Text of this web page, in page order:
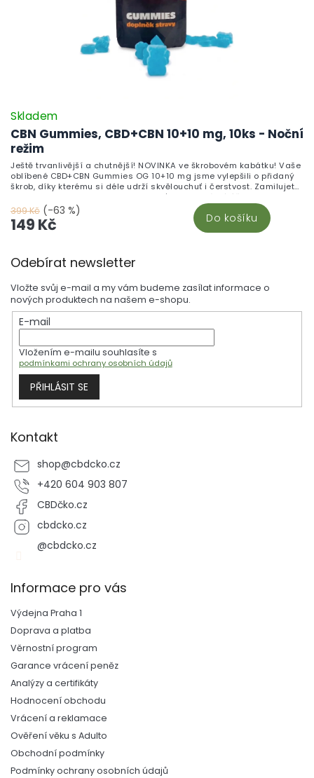
CBN Gummies, CBD+CBN 10+10 mg, 10ks - Noční
režim
Skladem
399 Kč (-63 %)
149 Kč Do košíku
Ještě trvanlivější a chutnější! NOVINKA ve škrobovém kabátku! Vaše
oblíbené CBD+CBN Gummies OG 10+10 mg jsme vylepšili o přidaný
škrob, díky kterému si déle udrží skvělouchuť i čerstvost. Zamilujete
si jejich neodolatelnou sladkou chuť a blahodárné účinky
kanabinoidů, které pomáhají zklidnit tělo i mysl. Vyrobeno v České
republice z vysoce kvalitního CBD izolátu a testováno v nezávislých
laboratořích pro maximální kvalitu a bezpečnost.Chuť, která vydrží.
Odebírat newsletter
Vložte svůj e-mail a my vám budeme zasílat informace o
nových produktech na našem e-shopu.
E-mail
Vložením e-mailu souhlasíte s
podmínkami ochrany osobních údajů
PŘIHLÁSIT SE
Kontakt
shop@cbdcko.cz
+420 604 903 807
CBDčko.cz
cbdcko.cz
@cbdcko.cz
Informace pro vás
Výdejna Praha 1
Doprava a platba
Věrnostní program
Garance vrácení peněz
Analýzy a certifikáty
Hodnocení obchodu
Vrácení a reklamace
Ověření věku s Adulto
Obchodní podmínky
Podmínky ochrany osobních údajů